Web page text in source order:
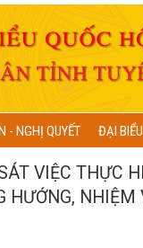
- NGHỊ QUYẾT ĐẠI
VIỆC THỰC